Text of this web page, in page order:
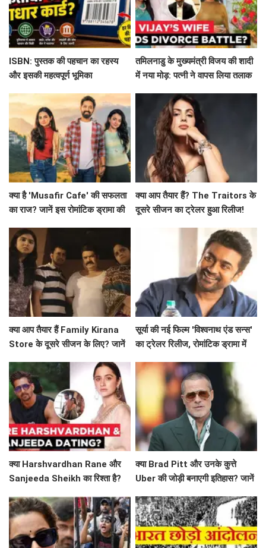
ISBN: पुस्तक की पहचान का रहस्य
और इसकी महत्वपूर्ण भूमिका
तमिलनाडु के मुख्यमंत्री विजय की शादी
में नया मोड़: पत्नी ने वापस लिया तलाक
क्या है 'Musafir Cafe' की सफलता
का राज? जानें इस रोमांटिक ड्रामा की
क्या आप तैयार हैं? The Traitors के
दूसरे सीजन का ट्रेलर हुआ रिलीज!
क्या आप तैयार हैं Family Kirana
Store के दूसरे सीजन के लिए? जानें
सूर्या की नई फिल्म 'विश्वनाथ एंड सन्स'
का ट्रेलर रिलीज, रोमांटिक ड्रामा में
क्या Harshvardhan Rane और
Sanjeeda Sheikh का रिश्ता है?
क्या Brad Pitt और उनके कुत्ते
Uber की जोड़ी बनाएगी इतिहास? जानें